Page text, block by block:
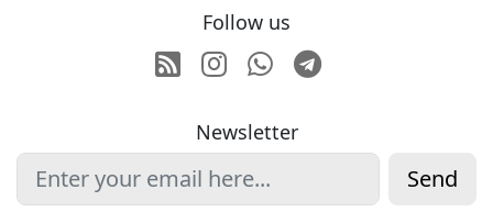
Follow us
RSSInstagram
Whatsapp
Telegram
Newsletter
Send